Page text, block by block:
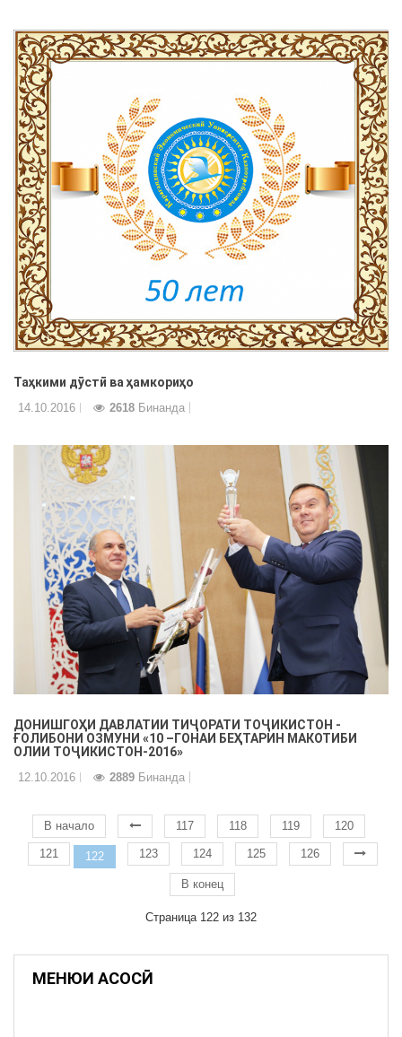
Таҳкими дӯстӣ ва ҳамкориҳо
14.10.2016 2618 Бинанда
ДОНИШГОҲИ ДАВЛАТИИ ТИҶОРАТИ ТОҶИКИСТОН -
ҒОЛИБОНИ ОЗМУНИ «10 –ГОНАИ БЕҲТАРИН МАКОТИБИ
ОЛИИ ТОҶИКИСТОН-2016»
12.10.2016 2889 Бинанда
В начало 117 118 119 120
121 122 123 124 125 126
В конец
Страница 122 из 132
МЕНЮИ АСОСӢ